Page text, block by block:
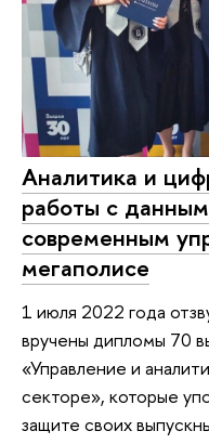
Аналитика и
работы с
современным
мегаполисе
1 июля 2022 года
вручены дипломы 70
«Управление и
секторе», которые
защите своих